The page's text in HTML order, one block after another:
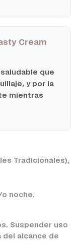
Cream
que
y por la
mientras
Tradicionales),
o noche.
Suspender uso
del alcance de